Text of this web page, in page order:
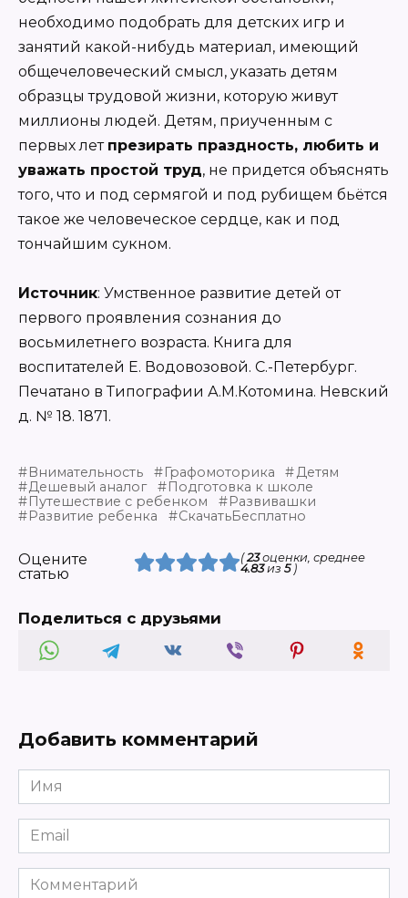
необходимо подобрать для детских игр и
занятий какой-нибудь материал, имеющий
общечеловеческий смысл, указать детям
образцы трудовой жизни, которую живут
миллионы людей. Детям, приученным с
первых лет презирать праздность, любить и
уважать простой труд, не придется объяснять
того, что и под сермягой и под рубищем бьётся
такое же человеческое сердце, как и под
тончайшим сукном.
Источник: Умственное развитие детей от
первого проявления сознания до
восьмилетнего возраста. Книга для
воспитателей Е. Водовозовой. С.-Петербург.
Печатано в Типографии А.М.Котомина. Невский
д. № 18. 1871.
Внимательность Графомоторика
Детям
Дешевый аналог
Подготовка к школе
Путешествие с ребенком
Развивашки
Развитие ребенка
СкачатьБесплатно
Оцените
статью
(23оценки, среднее
4.83из 5)
Поделиться с друзьями
Добавить комментарий
Имя
Email
Комментарий